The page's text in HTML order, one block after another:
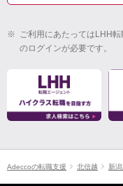
※ ご利用にあたってはLHH
のログインが必要です。
Adeccoの転職支援 北信越 新